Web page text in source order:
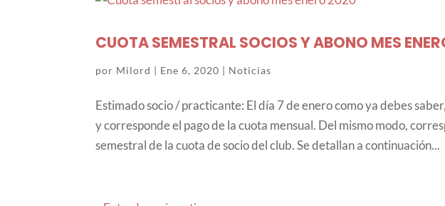
CUOTA SEMESTRAL SOCIOS Y ABONO MES
por Milord | Ene 6, 2020 | Noticias
Estimado socio / practicante: El día 7 de enero como ya debes
y corresponde el pago de la cuota mensual. Del mismo modo,
semestral de la cuota de socio del club. Se detallan a continuación...